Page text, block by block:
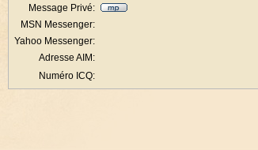
Message Privé:
MSN Messenger:
Yahoo Messenger:
Adresse AIM:
Numéro ICQ: